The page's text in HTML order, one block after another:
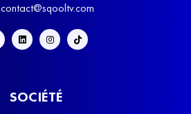
contact@sqooltv.com
SOCIÉTÉ